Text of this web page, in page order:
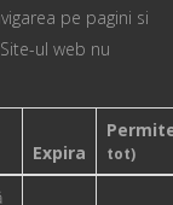
pe pagini si
ul web nu
Expira tot)